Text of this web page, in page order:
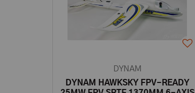
DYNAM
DYNAM HAWKSKY FPV-READY